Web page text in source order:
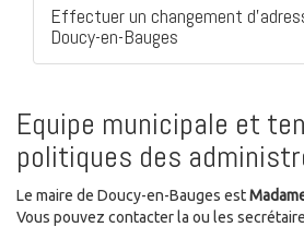
Effectuer un changement
Doucy-en-Bauges
Equipe municipale et
politiques des
Le maire de Doucy-en-Bauges est
Vous pouvez contacter la ou les